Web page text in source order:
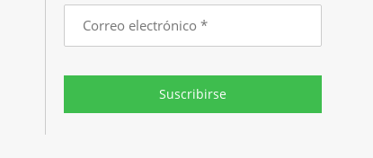
Correo
electrónico
Suscribirse